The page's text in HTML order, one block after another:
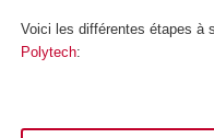
Voici les différentes étapes à
Polytech: